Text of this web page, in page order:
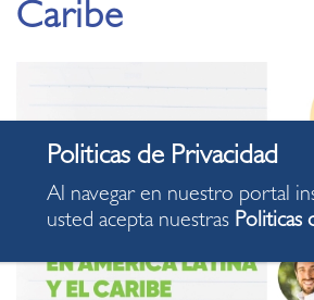
Caribe
Al navegar en nuestro portal
usted acepta nuestras Politicas